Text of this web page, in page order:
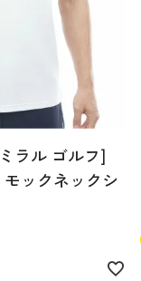
ラル ゴルフ]
ックネックシ